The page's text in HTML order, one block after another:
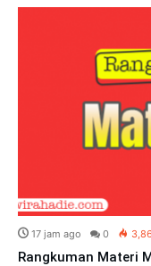
17 jam ago 0
Rangkuman Materi